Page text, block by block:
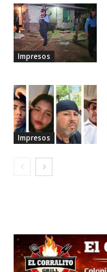
Impresos
Impresos